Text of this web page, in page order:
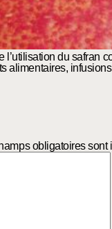
l’utilisation du safran
alimentaires, infusions
obligatoires